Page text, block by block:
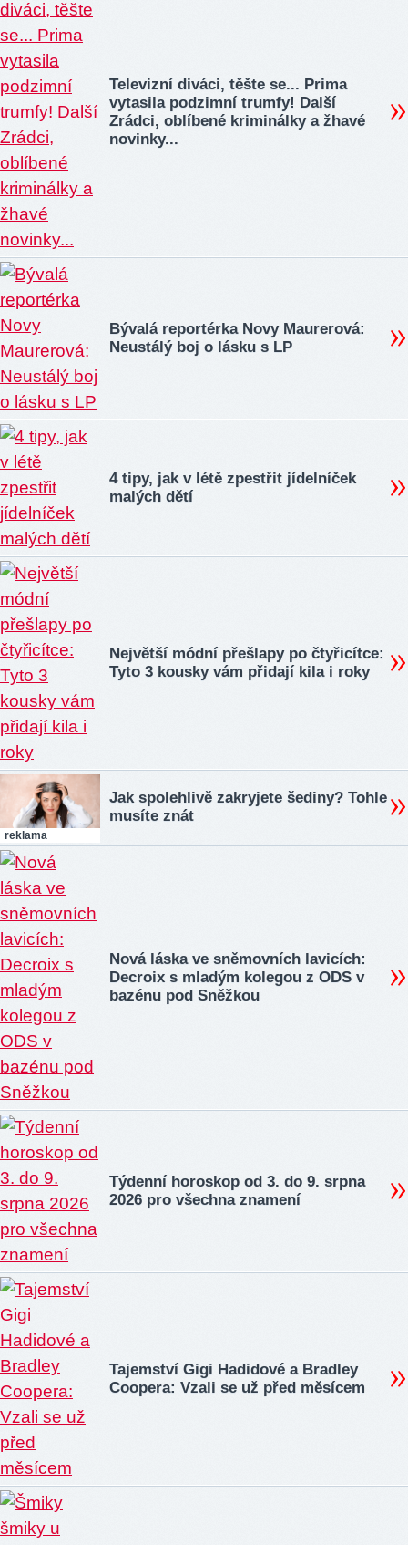
Televizní diváci, těšte se... Prima
vytasila podzimní trumfy! Další
Zrádci, oblíbené kriminálky a žhavé
novinky...
Bývalá reportérka Novy Maurerová:
Neustálý boj o lásku s LP
4 tipy, jak v létě zpestřit jídelníček
malých dětí
Největší módní přešlapy po čtyřicítce:
Tyto 3 kousky vám přidají kila i roky
reklama
Jak spolehlivě zakryjete šediny? Tohle
musíte znát
Nová láska ve sněmovních lavicích:
Decroix s mladým kolegou z ODS v
bazénu pod Sněžkou
Týdenní horoskop od 3. do 9. srpna
2026 pro všechna znamení
Tajemství Gigi Hadidové a Bradley
Coopera: Vzali se už před měsícem